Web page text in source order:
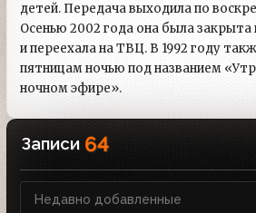
детей. Передача выходила по
Осенью 2002 года она была
и переехала на ТВЦ. В 1992 году
пятницам ночью под названием
ночном эфире».
Записи 64